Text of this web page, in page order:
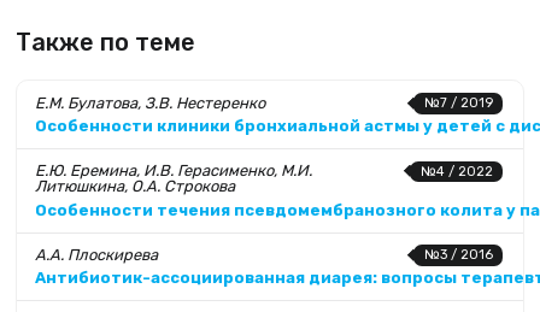
Также по теме
№7 / 2019
Е.М. Булатова, З.В. Нестеренко
Особенности клиники бронхиальной астмы у детей с
№4 / 2022
Е.Ю. Еремина, И.В. Герасименко, М.И.
Литюшкина, О.А. Строкова
Особенности течения псевдомембранозного колита у
№3 / 2016
А.А. Плоскирева
Антибиотик-ассоциированная диарея: вопросы